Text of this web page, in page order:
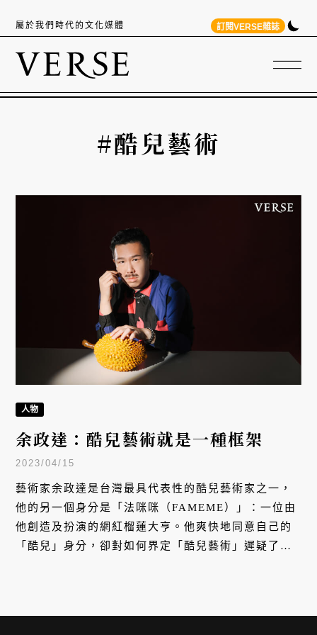
屬於我們時代的文化媒體 訂閱VERSE雜誌
#酷兒藝術
人物
余政達：酷兒藝術就是一種框架
2023/04/15
藝術家余政達是台灣最具代表性的酷兒藝術家之一，
他的另一個身分是「法咪咪（FAMEME）」：一位由
他創造及扮演的網紅榴蓮大亨。他爽快地同意自己的
「酷兒」身分，卻對如何界定「酷兒藝術」遲疑了片